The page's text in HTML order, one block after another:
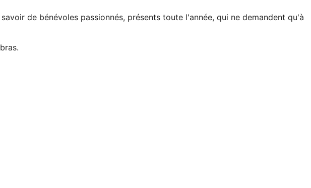
de bénévoles passionnés, présents toute l'année, qui ne demandent qu'à